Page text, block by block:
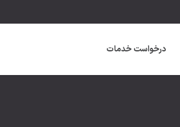
درخواست خدمات